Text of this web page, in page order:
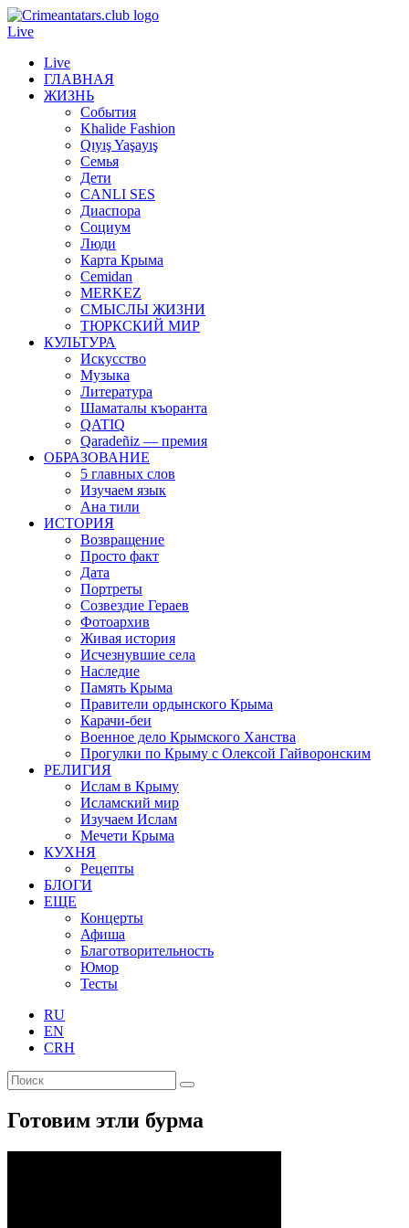
Live
Live
ГЛАВНАЯ
ЖИЗНЬ
События
Khalide Fashion
Qıyış Yaşayış
Семья
Дети
CANLI SES
Диаспора
Социум
Люди
Карта Крыма
Cemidan
МERKEZ
СМЫСЛЫ ЖИЗНИ
ТЮРКСКИЙ МИР
КУЛЬТУРА
Искусство
Музыка
Литература
Шаматалы къоранта
QATIQ
Qaradeñiz — премия
ОБРАЗОВАНИЕ
5 главных слов
Изучаем язык
Ана тили
ИСТОРИЯ
Возвращение
Просто факт
Дата
Портреты
Созвездие Гераев
Фотоархив
Живая история
Исчезнувшие села
Наследие
Память Крыма
Правители ордынского Крыма
Карачи-беи
Военное дело Крымского Ханства
Прогулки по Крыму с Олексой Гайворонским
РЕЛИГИЯ
Ислам в Крыму
Исламский мир
Изучаем Ислам
Мечети Крыма
КУХНЯ
Рецепты
БЛОГИ
ЕЩЕ
Концерты
Афиша
Благотворительность
Юмор
Тесты
RU
EN
CRH
Готовим этли бурма